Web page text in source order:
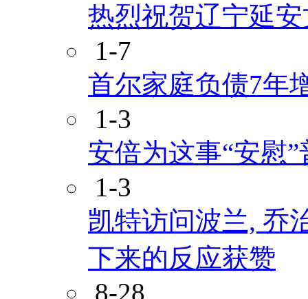
热烈祝贺辽宁延
1-7
首尔家庭负债7年
1-3
安倍为这事“安慰
1-3
凯特访问波兰, 乔
下来的反应获赞
8-28